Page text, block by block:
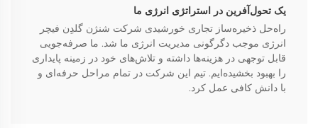
یک تحول‌آفرین در استراتژی انرژی ما
راه‌حل ذخیره‌ساز تجاری خورشیدی شرکت شنژن گلدِن فیچر
انرژی موجب دگرگونی مدیریت انرژی ما شد. ما صرفه‌جویی
قابل توجهی در هزینه‌ها داشته و تلاش‌های خود در زمینه پایداری
را بهبود بخشیده‌ایم. تیم این شرکت در تمام مراحل حرفه‌ای و
با دانش کافی عمل کرد.